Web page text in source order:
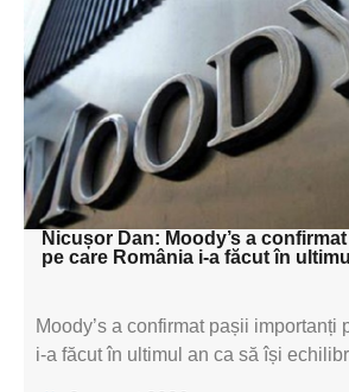
textul pentru
subtitluAdaugă
textul pentru
subtitluAdaugă
textul pentru
Nicușor Dan: Moody’s a
pe care România i-a făcut în
Moody’s a confirmat pașii importanți
i-a făcut în ultimul an ca să își